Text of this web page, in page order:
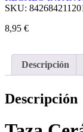
SKU:
8,95 €
Descripción
Descripción